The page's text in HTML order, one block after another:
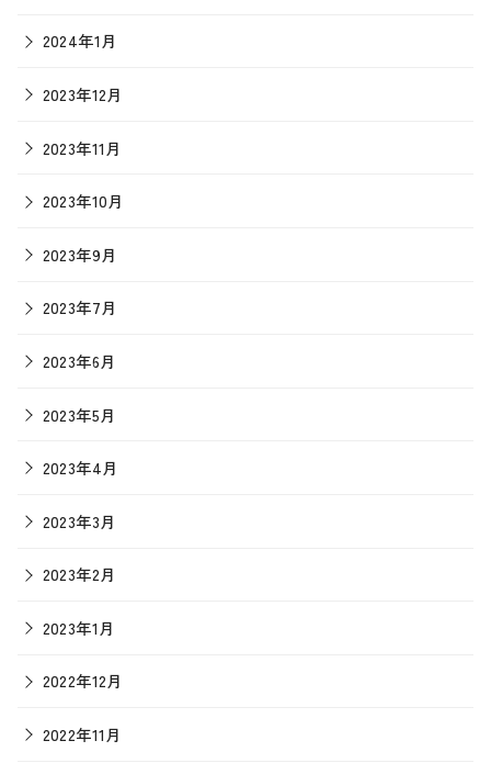
2024年1月
2023年12月
2023年11月
2023年10月
2023年9月
2023年7月
2023年6月
2023年5月
2023年4月
2023年3月
2023年2月
2023年1月
2022年12月
2022年11月